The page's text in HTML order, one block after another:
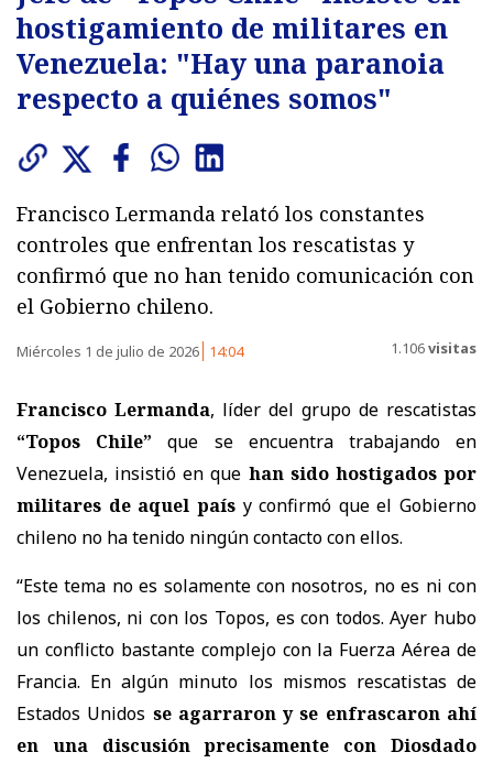
hostigamiento de militares en
Venezuela: "Hay una paranoia
respecto a quiénes somos"
Francisco Lermanda relató los constantes
controles que enfrentan los rescatistas y
confirmó que no han tenido comunicación con
el Gobierno chileno.
Miércoles 1 de julio de 2026 14:04 1.106visitas
Francisco Lermanda, líder del grupo de rescatistas
“Topos Chile” que se encuentra trabajando en
Venezuela, insistió en que han sido hostigados por
militares de aquel paísy confirmó que el Gobierno
chileno no ha tenido ningún contacto con ellos.
“Este tema no es solamente con nosotros, no es ni con
los chilenos, ni con los Topos, es con todos. Ayer hubo
un conflicto bastante complejo con la Fuerza Aérea de
Francia. En algún minuto los mismos rescatistas de
Estados Unidos se agarraron y se enfrascaron ahí
en una discusión precisamente con Diosdado